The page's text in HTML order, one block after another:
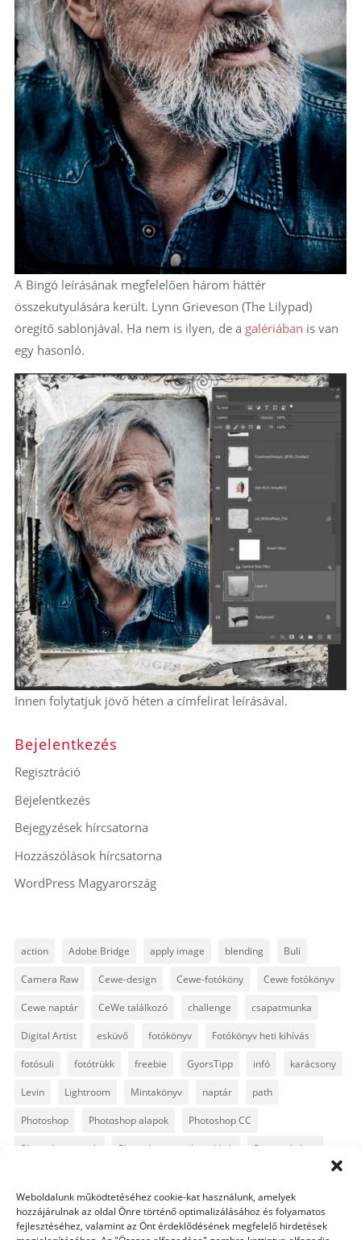
Weboldalunk működtetéséhez cookie-kat használunk, amelyek
hozzájárulnak az oldal Önre történő optimalizálásához és folyamatos
fejlesztéséhez, valamint az Önt érdeklődésének megfelelő hirdetések
A Bingó leírásának megfelelően három háttér
összekutyulására került. Lynn Grieveson (The Lilypad)
öregítő sablonjával. Ha nem is ilyen, de a galériában is van
egy hasonló.
Innen folytatjuk jövő héten a címfelirat leírásával.
Bejelentkezés
Regisztráció
Bejelentkezés
Bejegyzések hírcsatorna
Hozzászólások hírcsatorna
WordPress Magyarország
action Adobe Bridge apply image blending Buli
Camera Raw Cewe-design Cewe-fotóköny Cewe fotókönyv
Cewe naptár CeWe találkozó challenge csapatmunka
Digital Artist esküvő fotókönyv Fotókönyv heti kihívás
fotósuli fotótrükk freebie GyorsTipp infó karácsony
Levin Lightroom Mintakönyv naptár path
Photoshop Photoshop alapok Photoshop CC
Photoshop tippek Photoshop tippek, trükkök Postworkshop
szövegszerkesztés template text Topaz trükkök
videó vintage